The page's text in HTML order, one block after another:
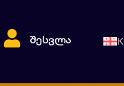
შესვლა